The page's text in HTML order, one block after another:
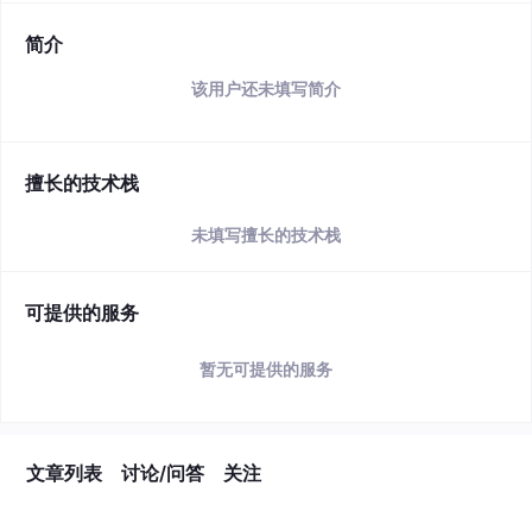
简介
该用户还未填写简介
擅长的技术栈
未填写擅长的技术栈
可提供的服务
暂无可提供的服务
文章列表 讨论/问答 关注